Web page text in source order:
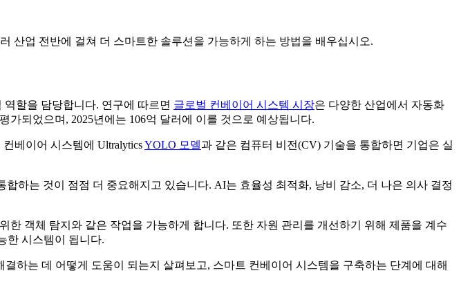
산업 전반에 걸쳐 더 스마트한 솔루션을 가능하게 하는 방법을 배우십시오.
할을 담당합니다. 연구에 따르면 글로벌 컨베이어 시스템 시장은 다양한 산업에서 자동화
가되었으며, 2025년에는 106억 달러에 이를 것으로 예상됩니다.
베이어 시스템에 UltralyticsYOLO 모델과 같은 컴퓨터 비전(CV) 기술을 통합하면 기업은 실
하는 것이 점점 더 중요해지고 있습니다. AI는 효율성 최적화, 낭비 감소, 더 나은 의사 결정
객체 탐지와 같은 작업을 가능하게 합니다. 또한 자원 관리를 개선하기 위해 제품을 계수
한 시스템이 됩니다.
결하는 데 어떻게 도움이 되는지 살펴보고, 스마트 컨베이어 시스템을 구축하는 단계에 대해